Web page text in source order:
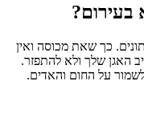
כך שאת מכוסה ואין
האגן שלך ולא להתפזר.
על החום והאדים.